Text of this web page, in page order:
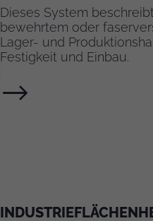
Dieses System
bewehrtem oder
Lager- und
Festigkeit und Einbau.